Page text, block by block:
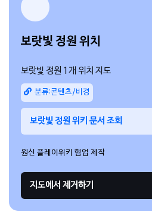
보랏빛 정원 위치
분류:콘텐츠/비경
보랏빛 정원 위키 문서 조회
원신 플레이위키 협업 제작